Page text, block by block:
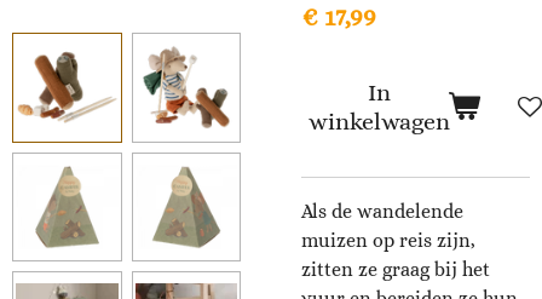
€ 17,99
In
winkelwagen
Als de wandelende
muizen op reis zijn,
zitten ze graag bij het